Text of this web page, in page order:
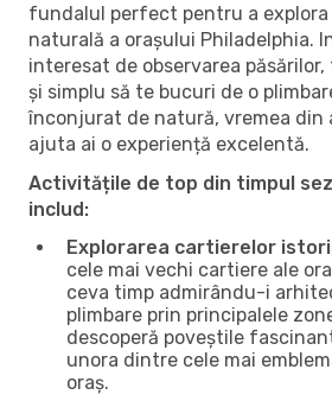
fundalul perfect pentru a
naturală a orașului Philadelphia.
interesat de observarea
și simplu să te bucuri de o
înconjurat de natură, vremea din
ajuta ai o experiență excelentă.
Activitățile de top din timpul
includ:
Explorarea cartierelor
cele mai vechi cartiere ale
ceva timp admirându-i
plimbare prin principalele
descoperă poveștile
unora dintre cele mai
oraș.